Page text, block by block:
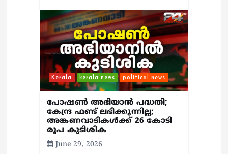
Kerala kerala news political news
പോഷണ്‍ അഭിയാന്‍ പദ്ധതി;
കേന്ദ്ര ഫണ്ട് ലഭിക്കുന്നില്ല;
അങ്കണവാടികള്‍ക്ക് 26 കോടി
രൂപ കുടിശിക
June 29, 2026